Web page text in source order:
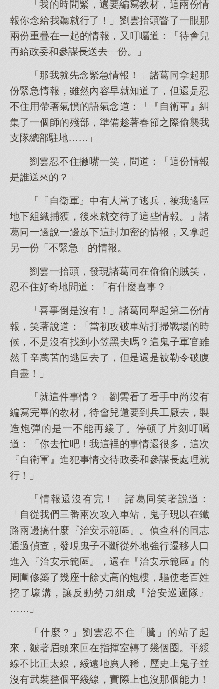
「我的時間緊，還要編寫教材，這兩份情
報你念給我聽就行了！」劉雲抬頭瞥了一眼那
兩份重疊在一起的情報，又叮囑道：「待會兒
再給政委和參謀長送去一份。」
「那我就先念緊急情報！」諸葛同拿起那
份緊急情報，雖然內容早就知道了，但還是忍
不住用帶著氣憤的語氣念道：「『自衛軍』糾
集了一個師的殘部，準備趁著春節之際偷襲我
支隊總部駐地……」
劉雲忍不住撇嘴一笑，問道：「這份情報
是誰送來的？」
「『自衛軍』中有人當了逃兵，被我邊區
地下組織捕獲，後來就交待了這些情報。」諸
葛同一邊說一邊放下這封加密的情報，又拿起
另一份「不緊急」的情報。
劉雲一抬頭，發現諸葛同在偷偷的賊笑，
忍不住好奇地問道：「有什麼喜事？」
「喜事倒是沒有！」諸葛同舉起第二份情
報，笑著說道：「當初攻破車站打掃戰場的時
候，不是沒有找到小笠黑夫嗎？這鬼子軍官雖
然千辛萬苦的逃回去了，但是還是被勒令破腹
自盡！」
「就這件事情？」劉雲看了看手中尚沒有
編寫完畢的教材，待會兒還要到兵工廠去，製
造炮彈的是一不能再緩了。停頓了片刻叮囑
道：「你去忙吧！我這裡的事情還很多，這次
『自衛軍』進犯事情交待政委和參謀長處理就
行！」
「情報還沒有完！」諸葛同笑著說道：
「自從我們三番兩次攻入車站，鬼子現以在鐵
路兩邊搞什麼『治安示範區』。偵查科的同志
通過偵查，發現鬼子不斷從外地強行遷移人口
進入『治安示範區』，還在『治安示範區』的
周圍修築了幾座十餘丈高的炮樓，驅使老百姓
挖了壕溝，讓反動勢力組成『治安巡邏隊』
……」
「什麼？」劉雲忍不住「騰」的站了起
來，皺著眉頭來回在指揮室轉了幾個圈。平綏
線不比正太線，綏遠地廣人稀，歷史上鬼子並
沒有武裝整個平綏線，實際上也沒那個能力！